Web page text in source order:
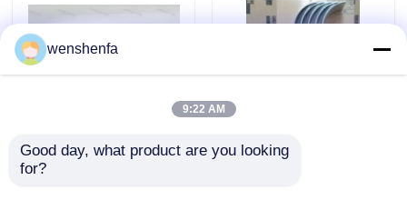
Contacte-nos
Casos
Rolamentos principais
wenshenfa
9:22 AM
Good day, what product are you looking
for?